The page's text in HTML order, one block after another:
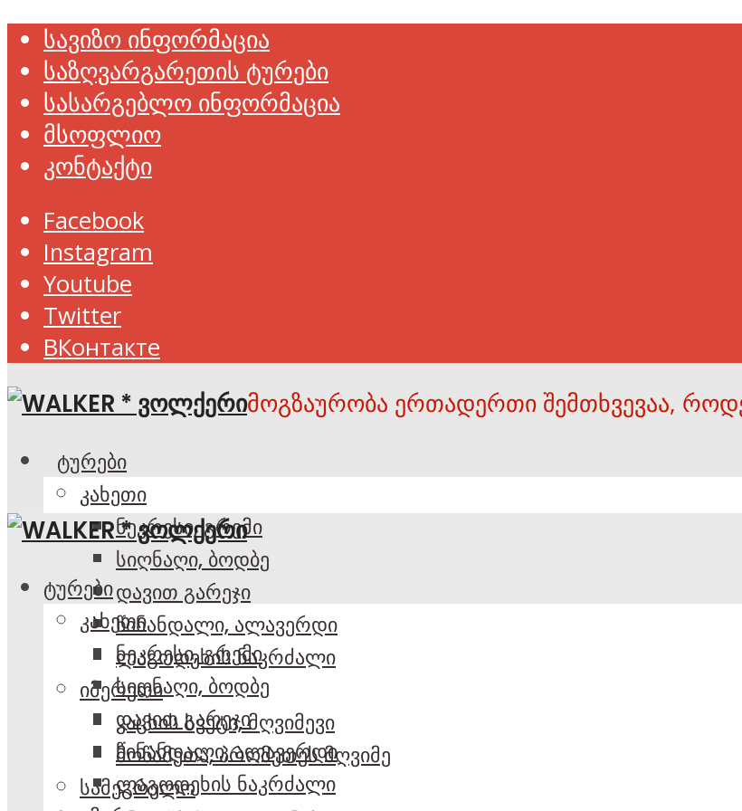
სავიზო ინფორმაცია
საზღვარგარეთის ტურები
სასარგებლო ინფორმაცია
მსოფლიო
კონტაქტი
Facebook
Instagram
Youtube
Twitter
ВКонтакте
მოგზაურობა ერთადერთი შემთხვევაა,
ტურები
კახეთი
ნეკრესი, გრემი
სიღნაღი, ბოდბე
დავით გარეჯი
წინანდალი, ალავერდი
ლაგოდეხის ნაკრძალი
იმერეთი
კაცხის სვეტი, მღვიმევი
მოწამეთა, პრომეთეს მღვიმე
სამეგრელო
ტურები
კახეთი
ნეკრესი, გრემი
სიღნაღი, ბოდბე
დავით გარეჯი
წინანდალი, ალავერდი
ლაგოდეხის ნაკრძალი